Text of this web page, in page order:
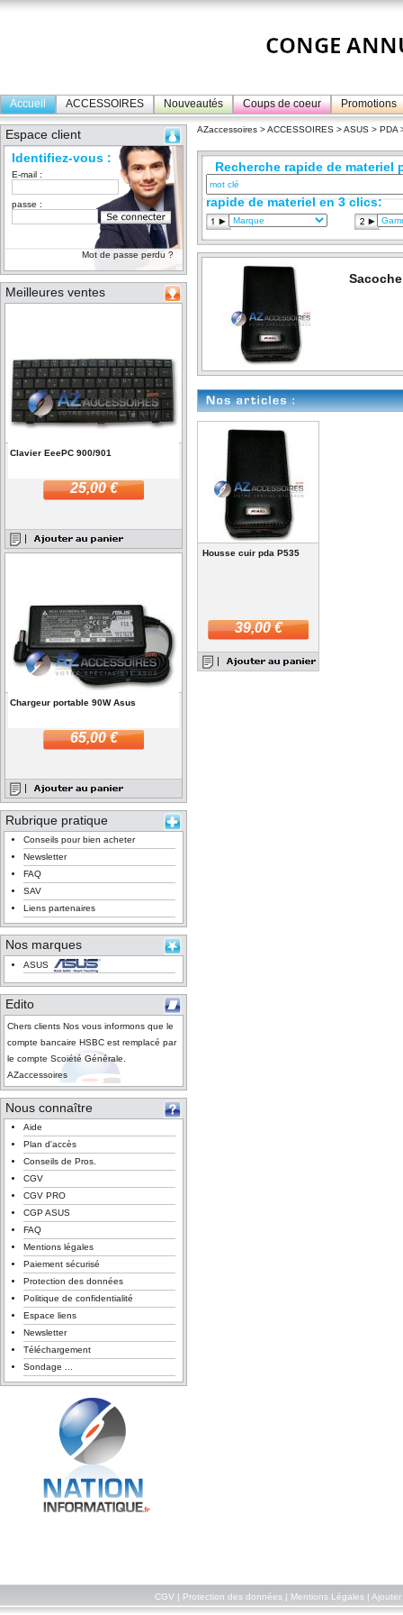
Accueil ACCESSOIRES Nouveautés Coups de coeur Promotions
Espace client
Identifiez-vous :
E-mail :
passe :
Mot de passe perdu ?
Meilleures ventes
Clavier EeePC 900/901
25,00 €
Chargeur portable 90W Asus
65,00 €
Rubrique pratique
Conseils pour bien acheter
Newsletter
FAQ
SAV
Liens partenaires
Nos marques
ASUS
Edito
Chers clients Nos vous informons que le
compte bancaire HSBC est remplacé par
le compte Scoiété Générale.
AZaccessoires
Nous connaître
Aide
Plan d'accès
Conseils de Pros.
CGV
CGV PRO
CGP ASUS
FAQ
Mentions légales
Paiement sécurisé
Protection des données
Politique de confidentialité
Espace liens
Newsletter
Téléchargement
Sondage ...
AZaccessoires >ACCESSOIRES >ASUS > PDA
Recherche rapide de materiel
rapide de materiel en 3 clics:
Housse cuir pda P535
39,00 €
CGV Protection des données| Mentions Légales| Ajouter